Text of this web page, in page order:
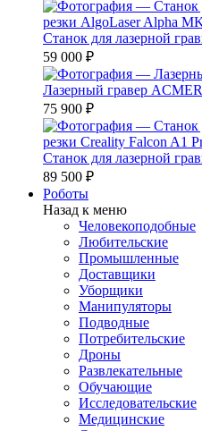
Станок для лазерной
59 000 ₽
Лазерный гравер
75 900 ₽
Станок для лазерной
89 500 ₽
Роботы
Назад к меню
Человекоподобные
Любительские
Промышленные
Доставщики
Уборщики
Манипуляторы
Подводные
Потребительские
Дроны
Развлекательные
Обучающие
Исследовательские
Медицинские